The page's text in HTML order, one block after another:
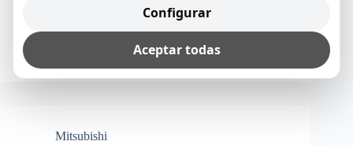
nuestro Servicio Técnico y de Reparación de
electrodomésticos Mitsubishi. Nuestra empresa con
más de 20 años de experiencia, le…
Marc Vidal Pujol
15 noviembre, 2025
Mitsubishi
Configurar
Aceptar todas